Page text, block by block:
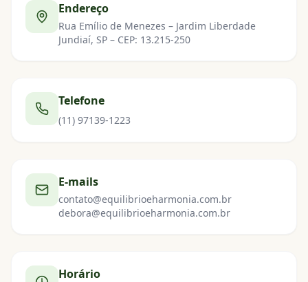
Endereço
Rua Emílio de Menezes – Jardim Liberdade
Jundiaí, SP – CEP: 13.215-250
Telefone
(11) 97139-1223
E-mails
contato@equilibrioeharmonia.com.br
debora@equilibrioeharmonia.com.br
Horário